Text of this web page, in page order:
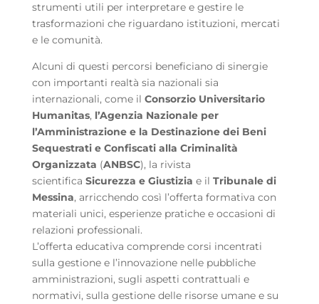
strumenti utili per interpretare e gestire le
trasformazioni che riguardano istituzioni, mercati
e le comunità.
Alcuni di questi percorsi beneficiano di sinergie
con importanti realtà sia nazionali sia
internazionali, come il Consorzio Universitario
Humanitas, l’Agenzia Nazionale per
l’Amministrazione e la Destinazione dei Beni
Sequestrati e Confiscati alla Criminalità
Organizzata (ANBSC), la rivista
scientifica Sicurezza e Giustizia e il Tribunale di
Messina, arricchendo così l’offerta formativa con
materiali unici, esperienze pratiche e occasioni di
relazioni professionali.
L’offerta educativa comprende corsi incentrati
sulla gestione e l’innovazione nelle pubbliche
amministrazioni, sugli aspetti contrattuali e
normativi, sulla gestione delle risorse umane e su